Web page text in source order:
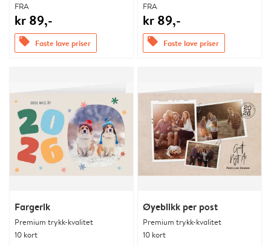
FRA
kr 89,-
offers Faste lave priser
FRA
kr 89,-
offers Faste lave priser
Fargerik
Premium trykk-kvalitet
10 kort
Øyeblikk per post
Premium trykk-kvalitet
10 kort